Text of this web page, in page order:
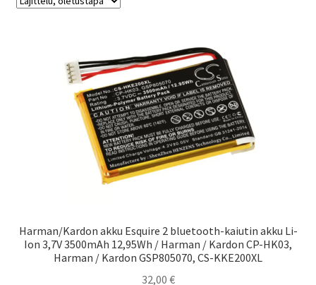
Harman/Kardon akku Esquire 2 bluetooth-kaiutin akku Li-
Ion 3,7V 3500mAh 12,95Wh / Harman / Kardon CP-HK03,
Harman / Kardon GSP805070, CS-KKE200XL
32,00 €